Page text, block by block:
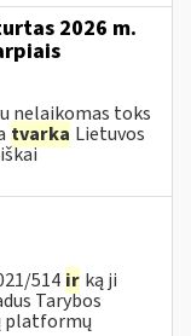
2026 m.
nelaikomas toks
tvarka Lietuvos
514 ir ką ji
Tarybos
platformų